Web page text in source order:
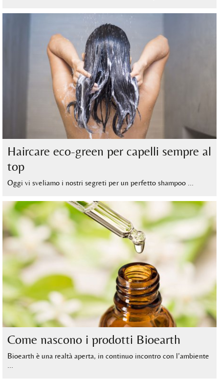
Haircare eco-green per capelli sempre al
top
Oggi vi sveliamo i nostri segreti per un perfetto shampoo …
Come nascono i prodotti Bioearth
Bioearth è una realtà aperta, in continuo incontro con l’ambiente
…